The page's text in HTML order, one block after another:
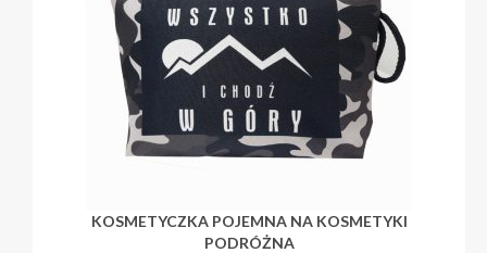
KOSMETYCZKA POJEMNA NA KOSMETYKI
PODRÓŻNA